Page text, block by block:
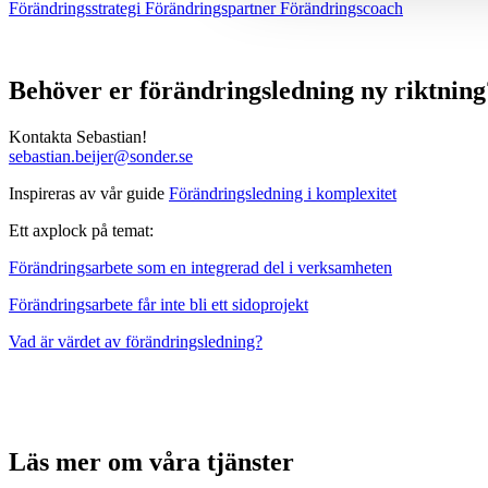
Förändringsstrategi FörändringspartnerFörändringscoach
Behöver er förändringsledning ny
Kontakta Sebastian!
sebastian.beijer@sonder.se
Inspireras av vår guide Förändringsledning i komplexitet
Ett axplock på temat:
Förändringsarbete som en integrerad del i verksamheten
Förändringsarbete får inte bli ett sidoprojekt
Vad är värdet av förändringsledning?
Läs mer om våra tjänster